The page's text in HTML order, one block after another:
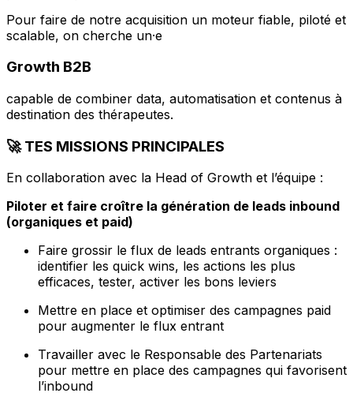
Pour faire de notre acquisition un moteur fiable, piloté et
scalable, on cherche un·e
Growth B2B
capable de combiner data, automatisation et contenus à
destination des thérapeutes.
🚀 TES MISSIONS PRINCIPALES
En collaboration avec la Head of Growth et l’équipe :
Piloter et faire croître la génération de leads inbound
(organiques et paid)
Faire grossir le flux de leads entrants organiques :
identifier les quick wins, les actions les plus
efficaces, tester, activer les bons leviers
Mettre en place et optimiser des campagnes paid
pour augmenter le flux entrant
Travailler avec le Responsable des Partenariats
pour mettre en place des campagnes qui favorisent
l’inbound